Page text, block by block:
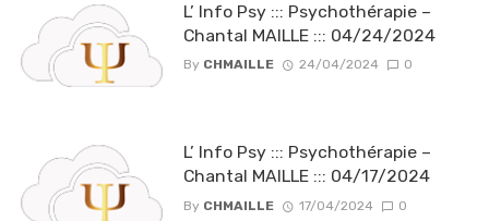
L’ Info Psy ::: Psychothérapie –
Chantal MAILLE ::: 04/24/2024
By CHMAILLE 24/04/2024 0
L’ Info Psy ::: Psychothérapie –
Chantal MAILLE ::: 04/17/2024
By CHMAILLE 17/04/2024 0